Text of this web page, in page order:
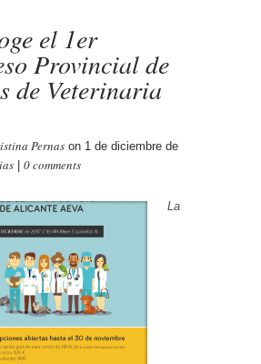
el 1er
Provincial de
de Veterinaria
Pernas on 1 de diciembre de
0 comments
La